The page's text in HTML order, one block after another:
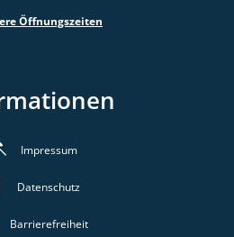
Öffnungszeiten
Impressum
Datenschutz
Barrierefreiheit